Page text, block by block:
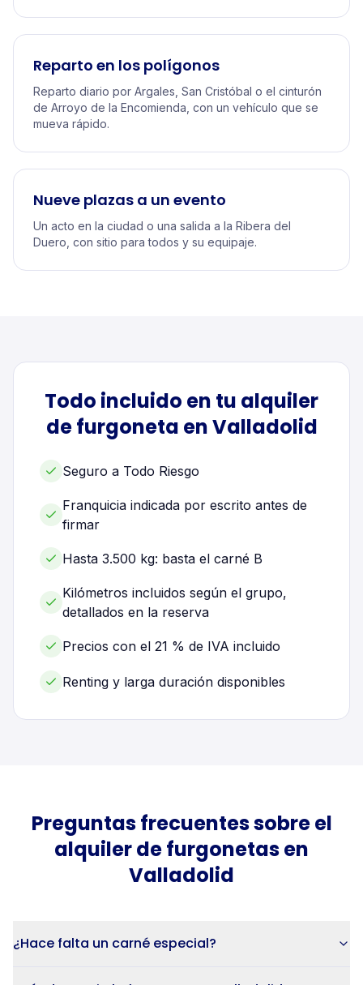
Reparto en los polígonos
Reparto diario por Argales, San Cristóbal o el cinturón
de Arroyo de la Encomienda, con un vehículo que se
mueva rápido.
Nueve plazas a un evento
Un acto en la ciudad o una salida a la Ribera del
Duero, con sitio para todos y su equipaje.
Todo incluido en tu alquiler
defurgoneta enValladolid
Seguro a Todo Riesgo
Franquicia indicada por escrito antes de
firmar
Hasta 3.500 kg: basta el carné B
Kilómetros incluidos según el grupo,
detallados en la reserva
Precios con el 21 % de IVA incluido
Renting y larga duración disponibles
Preguntas frecuentes sobre el
alquiler defurgonetasen
Valladolid
¿Hace falta un carné especial?